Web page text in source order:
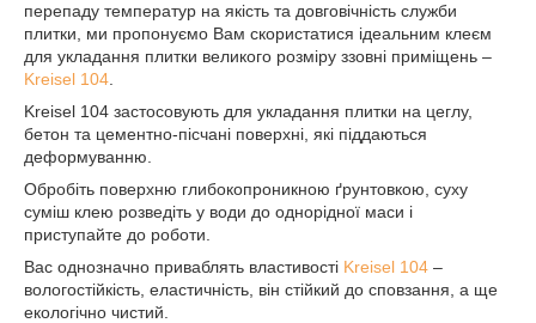
перепаду температур на якість та довговічність служби
плитки, ми пропонуємо Вам скористатися ідеальним клеєм
для укладання плитки великого розміру ззовні приміщень –
Kreisel 104
Kreisel 104 застосовують для укладання плитки на цеглу,
бетон та цементно-пісчані поверхні, які піддаються
деформуванню.
Обробіть поверхню глибокопроникною ґрунтовкою, суху
суміш клею розведіть у води до однорідної маси і
приступайте до роботи.
Вас однозначно приваблять властивості Kreisel 104 –
вологостійкість, еластичність, він стійкий до сповзання, а ще
екологічно чистий.